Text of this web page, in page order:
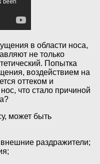
в области носа,
не только
Попытка
воздействием на
оттеком и
что стало причиной
может быть
раздражители;